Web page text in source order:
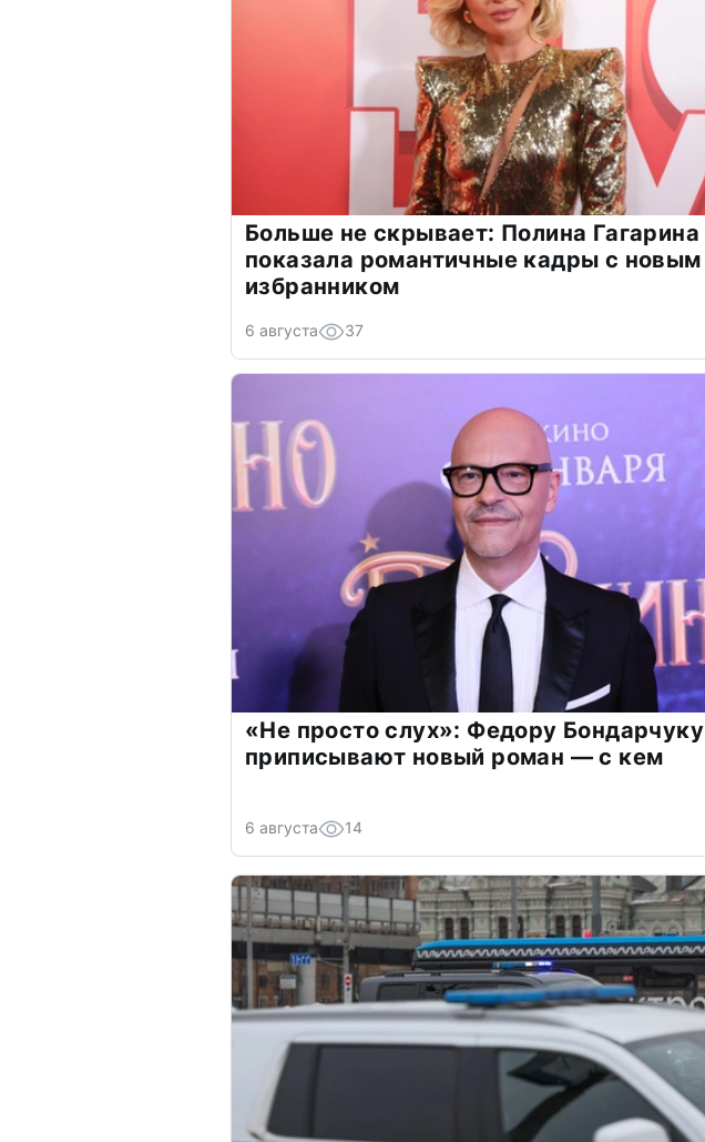
Больше не скрывает: Полина Гагарина
показала романтичные кадры с новым
избранником
6 августа 37
«Не просто слух»: Федору Бондарчуку
приписывают новый роман — с кем
6 августа 14